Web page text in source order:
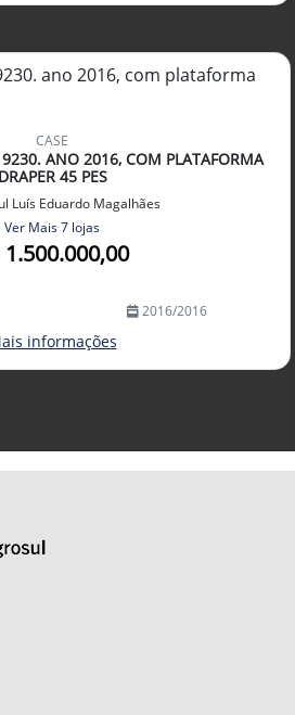
CASE
9230. ANO 2016, COM PLATAFORMA
DRAPER 45 PES
Luís Eduardo Magalhães
Ver Mais 7 lojas
1.500.000,00
2016/2016
informações